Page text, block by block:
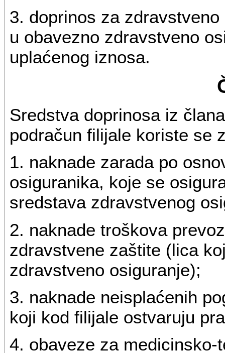
3. doprinos za
u obavezno zdravstveno
uplaćenog iznosa.
Sredstva doprinosa iz
podračun filijale koriste se
1. naknade zarada po
osiguranika, koje se
sredstava zdravstvenog
2. naknade troškova
zdravstvene zaštite (lica
zdravstveno osiguranje);
3. naknade neisplaćenih
koji kod filijale ostvaruju
4. obaveze za